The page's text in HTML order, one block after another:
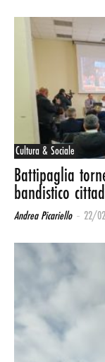
Cultura & Sociale
Battipaglia
bandistico
Andrea Picariello - 22/